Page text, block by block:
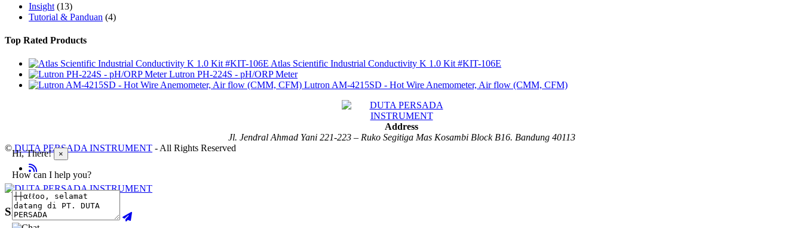
Insight (13)
Tutorial & Panduan (4)
Top Rated Products
Atlas Scientific Industrial Conductivity K 1.0 Kit #KIT-106E
Lutron PH-224S - pH/ORP Meter
Lutron AM-4215SD - Hot Wire Anemometer, Air flow (CMM, CFM)
Address
Jl. Jendral Ahmad Yani 221-223 – Ruko Segitiga Mas Kosambi Block B16. Bandung 40113
©DUTA PERSADA INSTRUMENT - All Rights Reserved
SHOPPING CART
Hi, There! ×
How can I help you?